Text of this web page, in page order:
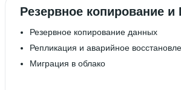
Резервное копирование и
Резервное копирование данных
Репликация и аварийное
Миграция в облако